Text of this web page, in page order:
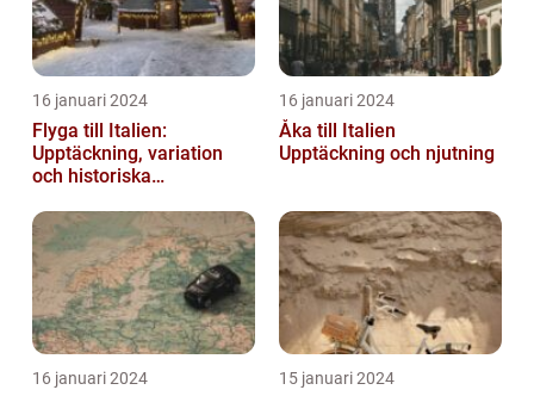
16 januari 2024
Flyga till Italien:
Upptäckning, variation
och historiska
16 januari 2024
Åka till Italien
Upptäckning och njutning
16 januari 2024 15 januari 2024